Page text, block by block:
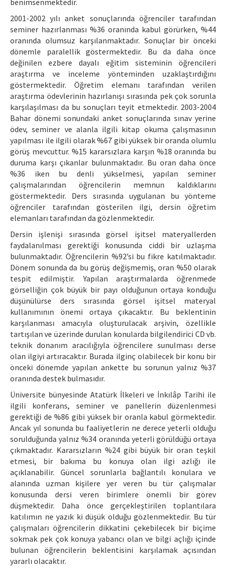
benimsenmektedir.
2001-2002 yılı anket sonuçlarında öğrenciler tarafından
seminer hazırlanması %36 oranında kabul görürken, %44
oranında olumsuz karşılanmaktadır. Sonuçlar bir önceki
dönemle paralellik göstermektedir. Bu da daha önce
değinilen ezbere dayalı eğitim sisteminin öğrencileri
araştırma ve inceleme yönteminden uzaklaştırdığını
göstermektedir. Öğretim elemanı tarafından verilen
araştırma ödevlerinin hazırlanışı sırasında pek çok sorunla
karşılaşılması da bu sonuçları teyit etmektedir. 2003-2004
Bahar dönemi sonundaki anket sonuçlarında sınav yerine
ödev, seminer ve alanla ilgili kitap okuma çalışmasının
yapılması ile ilgili olarak %67 gibi yüksek bir oranda olumlu
görüş mevcuttur. %15 kararsızlara karşın %18 oranında bu
duruma karşı çıkanlar bulunmaktadır. Bu oran daha önce
%36 iken bu denli yükselmesi, yapılan seminer
çalışmalarından öğrencilerin memnun kaldıklarını
göstermektedir. Ders sırasında uygulanan bu yönteme
öğrenciler tarafından gösterilen ilgi, dersin öğretim
elemanları tarafından da gözlenmektedir.
Dersin işlenişi sırasında görsel işitsel materyallerden
faydalanılması gerektiği konusunda ciddi bir uzlaşma
bulunmaktadır. Öğrencilerin %92’si bu fikre katılmaktadır.
Dönem sonunda da bu görüş değişmemiş, oran %50 olarak
tespit edilmiştir. Yapılan araştırmalarda öğrenmede
görselliğin çok büyük bir payı olduğunun ortaya konduğu
düşünülürse ders sırasında görsel işitsel materyal
kullanımının önemi ortaya çıkacaktır. Bu beklentinin
karşılanması amacıyla oluşturulacak arşivin, özellikle
tartışılan ve üzerinde durulan konularda bilgilendirici CD vb.
teknik donanım aracılığıyla öğrencilere sunulması derse
olan ilgiyi artıracaktır. Burada ilginç olabilecek bir konu bir
önceki dönemde yapılan ankette bu sorunun yalnız %37
oranında destek bulmasıdır.
Üniversite bünyesinde Atatürk İlkeleri ve İnkılâp Tarihi ile
ilgili konferans, seminer ve panellerin düzenlenmesi
gerektiği de %86 gibi yüksek bir oranla kabul görmektedir.
Ancak yıl sonunda bu faaliyetlerin ne derece yeterli olduğu
sorulduğunda yalnız %34 oranında yeterli görüldüğü ortaya
çıkmaktadır. Kararsızların %24 gibi büyük bir oran teşkil
etmesi, bir bakıma bu konuya olan ilgi azlığı ile
açıklanabilir. Güncel sorunlarla bağlantılı konulara ve
alanında uzman kişilere yer veren bu tür çalışmalar
konusunda dersi veren birimlere önemli bir görev
düşmektedir. Daha önce gerçekleştirilen toplantılara
katılımın ne yazık ki düşük olduğu gözlenmektedir. Bu tür
çalışmaları öğrencilerin dikkatini çekebilecek bir biçime
sokmak pek çok konuya yabancı olan ve bilgi açlığı içinde
bulunan öğrencilerin beklentisini karşılamak açısından
yararlı olacaktır.